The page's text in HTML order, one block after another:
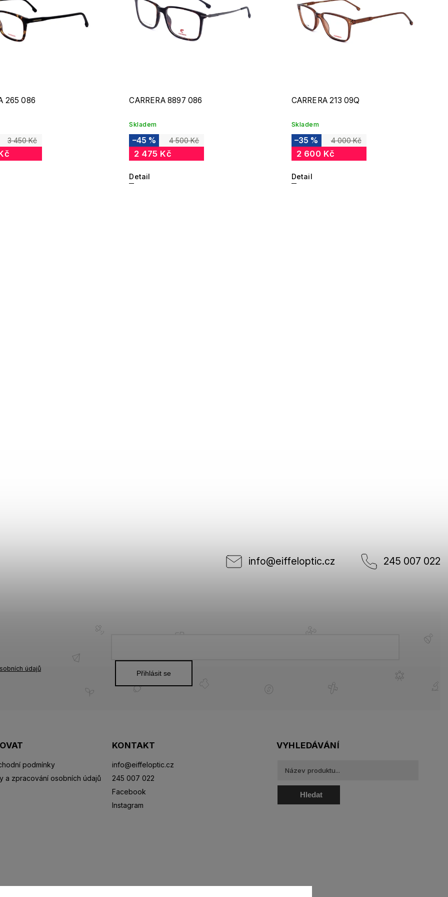
265 086
3 450 Kč
CARRERA 8897 086
Skladem
4 500 Kč
–45 %
2 475 Kč
Detail
CARRERA 213 09Q
Skladem
4 000 Kč
–35 %
2 600 Kč
Detail
info@eiffeloptic.cz 245 007 022
podmínky
a zpracování osobních údajů
KONTAKT
info@eiffeloptic.cz
245 007 022
Facebook
Instagram
údajů
Přihlásit se
VYHLEDÁVÁNÍ
Hledat